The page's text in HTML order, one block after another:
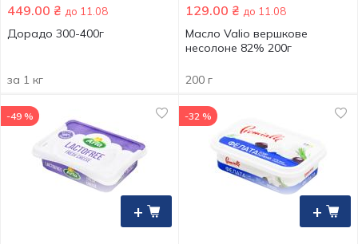
449.00 ₴ до 11.08
Дорадо 300-400г
за 1 кг
129.00 ₴ до 11.08
Масло Valio вершкове
несолоне 82% 200г
200 г
+
-49 %
+
-32 %